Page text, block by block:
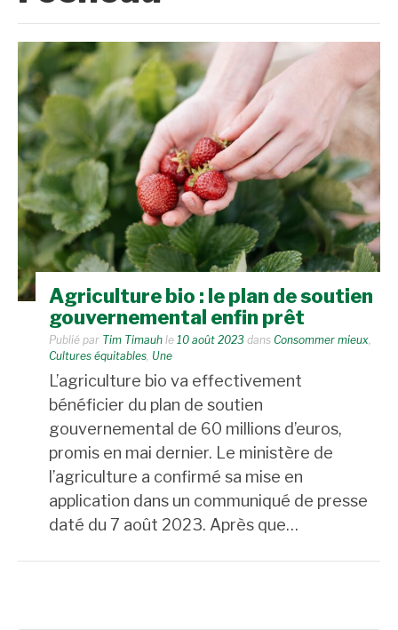
Agriculture bio : le plan de soutien
gouvernemental enfin prêt
Publié par Tim Timauh le 10 août 2023 dans Consommer mieux
Cultures équitables Une
L’agriculture bio va effectivement
bénéficier du plan de soutien
gouvernemental de 60 millions d’euros,
promis en mai dernier. Le ministère de
l’agriculture a confirmé sa mise en
application dans un communiqué de presse
daté du 7 août 2023. Après que…